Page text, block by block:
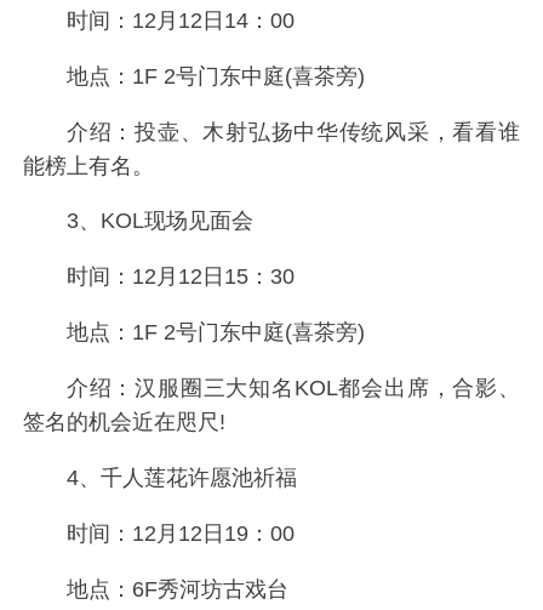
时间：12月12日14：00
地点：1F 2号门东中庭(喜茶旁)
介绍：投壶、木射弘扬中华传统风采，看看谁
能榜上有名。
3、KOL现场见面会
时间：12月12日15：30
地点：1F 2号门东中庭(喜茶旁)
介绍：汉服圈三大知名KOL都会出席，合影、
签名的机会近在咫尺!
4、千人莲花许愿池祈福
时间：12月12日19：00
地点：6F秀河坊古戏台